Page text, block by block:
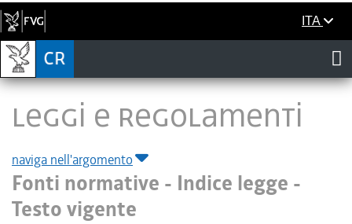
ITA
LEGGI E REGOLAMENTI
naviga nell'argomento
Fonti normative - Indice legge -
Testo vigente